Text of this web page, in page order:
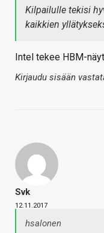
Kilpailulle tekisi
kaikkien
Intel tekee HBM-
Kirjaudu sisään
Svk
12.11.2017
hsalonen